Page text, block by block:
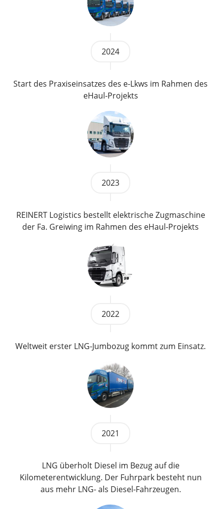
2024
Start des Praxiseinsatzes des e-Lkws im Rahmen des
eHaul-Projekts
2023
REINERT Logistics bestellt elektrische Zugmaschine
der Fa. Greiwing im Rahmen des eHaul-Projekts
2022
Weltweit erster LNG-Jumbozug kommt zum Einsatz.
2021
LNG überholt Diesel im Bezug auf die
Kilometerentwicklung. Der Fuhrpark besteht nun
aus mehr LNG- als Diesel-Fahrzeugen.